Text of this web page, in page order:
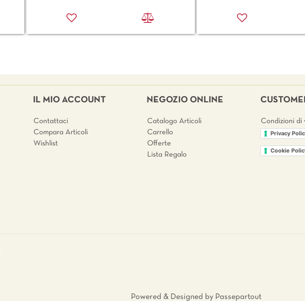
IL MIO ACCOUNT
Contattaci
Compara Articoli
Wishlist
NEGOZIO ONLINE
Catalogo Articoli
Carrello
Offerte
Lista Regalo
Condizioni di
Privacy
Cookie
Powered & Designed by Passepartout